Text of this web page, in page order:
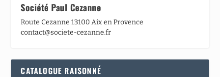
Société Paul Cezanne
Route Cezanne 13100 Aix en Provence
contact@societe-cezanne.fr
CATALOGUE RAISONNÉ